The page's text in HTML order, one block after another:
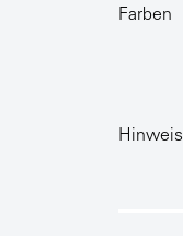
Farben
Hinweis